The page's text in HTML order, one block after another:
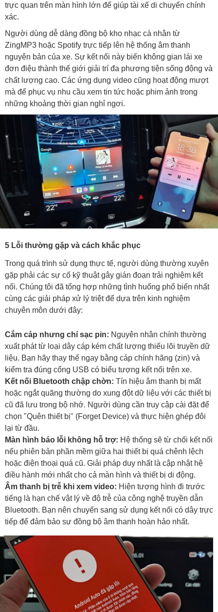
trực quan trên màn hình lớn để giúp tài xế di chuyển chính
xác.
Người dùng dễ dàng đồng bộ kho nhạc cá nhân từ
ZingMP3 hoặc Spotify trực tiếp lên hệ thống âm thanh
nguyên bản của xe. Sự kết nối này biến không gian lái xe
đơn điệu thành thế giới giải trí đa phương tiện sống động và
chất lượng cao. Các ứng dụng video cũng hoạt động mượt
mà để phục vụ nhu cầu xem tin tức hoặc phim ảnh trong
những khoảng thời gian nghỉ ngơi.
5 Lỗi thường gặp và cách khắc phục
Trong quá trình sử dụng thực tế, người dùng thường xuyên
gặp phải các sự cố kỹ thuật gây gián đoạn trải nghiệm kết
nối. Chúng tôi đã tổng hợp những tình huống phổ biến nhất
cùng các giải pháp xử lý triệt để dựa trên kinh nghiệm
chuyên môn dưới đây:
Cắm cáp nhưng chỉ sạc pin: Nguyên nhân chính thường
xuất phát từ loại dây cáp kém chất lượng thiếu lõi truyền dữ
liệu. Bạn hãy thay thế ngay bằng cáp chính hãng (zin) và
kiểm tra đúng cổng USB có biểu tượng kết nối trên xe.
Kết nối Bluetooth chập chờn: Tín hiệu âm thanh bị mất
hoặc ngắt quãng thường do xung đột dữ liệu với các thiết bị
cũ đã lưu trong bộ nhớ. Người dùng cần truy cập cài đặt để
chọn "Quên thiết bị" (Forget Device) và thực hiện ghép đôi
lại từ đầu.
Màn hình báo lỗi không hỗ trợ: Hệ thống sẽ từ chối kết nối
nếu phiên bản phần mềm giữa hai thiết bị quá chênh lệch
hoặc điện thoại quá cũ. Giải pháp duy nhất là cập nhật hệ
điều hành mới nhất cho cả màn hình và thiết bị di động.
Âm thanh bị trễ khi xem video: Hiện tượng hình đi trước
tiếng là hạn chế vật lý về độ trễ của công nghệ truyền dẫn
Bluetooth. Bạn nên chuyển sang sử dụng kết nối có dây trực
tiếp để đảm bảo sự đồng bộ âm thanh hoàn hảo nhất.